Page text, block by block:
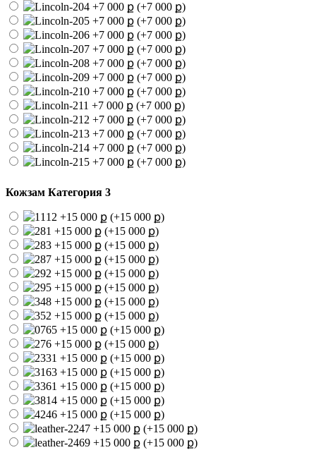
(+7 000 ք)
(+7 000 ք)
(+7 000 ք)
(+7 000 ք)
(+7 000 ք)
(+7 000 ք)
(+7 000 ք)
(+7 000 ք)
(+7 000 ք)
(+7 000 ք)
(+7 000 ք)
(+7 000 ք)
Кожзам Категория 3
(+15 000 ք)
(+15 000 ք)
(+15 000 ք)
(+15 000 ք)
(+15 000 ք)
(+15 000 ք)
(+15 000 ք)
(+15 000 ք)
(+15 000 ք)
(+15 000 ք)
(+15 000 ք)
(+15 000 ք)
(+15 000 ք)
(+15 000 ք)
(+15 000 ք)
(+15 000 ք)
(+15 000 ք)